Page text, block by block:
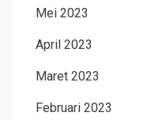
Mei 2023
April 2023
Maret 2023
Februari 2023